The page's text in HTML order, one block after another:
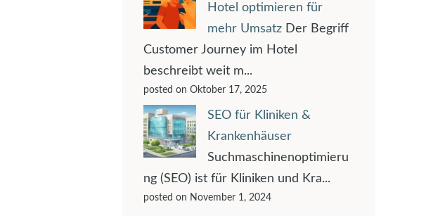
Hotel optimieren für
mehr Umsatz Der Begriff
Customer Journey im Hotel
beschreibt weit m...
posted on Oktober 17, 2025
SEO für Kliniken &
Krankenhäuser
Suchmaschinenoptimieru
ng (SEO) ist für Kliniken und Kra...
posted on November 1, 2024